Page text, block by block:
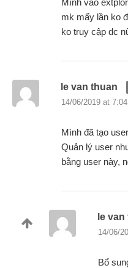
mk mấy lần ko
ko truy cập dc
le van thuan
14/06/2019 at
Mình đã tạo
Quản lý user
bằng user này,
le
14/06/
Bổ